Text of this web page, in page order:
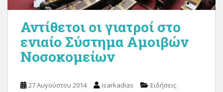
Αντίθετοι οι γιατροί στο
ενιαίο Σύστημα Αμοιβών
Νοσοκομείων
27 Αυγούστου 2014 isarkadias Ειδήσεις